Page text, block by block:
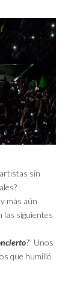
sin
más aún
las siguientes
?” Unos
que humilló